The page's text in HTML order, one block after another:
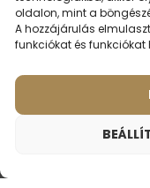
oldalon, mint a
A hozzájárulás
funkciókat és
VERSACE - CRYSTAL